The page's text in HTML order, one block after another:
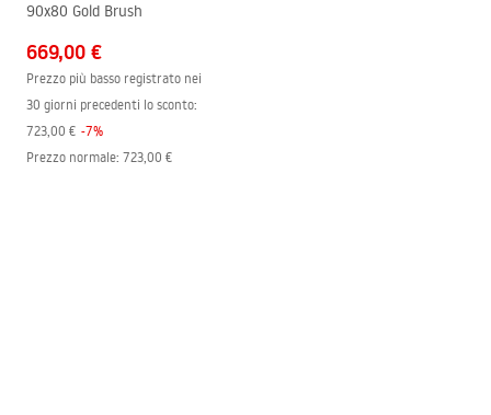
90x80 Gold Brush
669,00 €
Prezzo più basso registrato nei
30 giorni precedenti lo sconto:
723,00 € -7%
Prezzo normale: 723,00 €